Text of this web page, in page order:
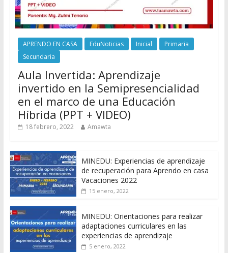
APRENDO EN CASA EduNoticias Inicial
Primaria
Secundaria
Aula Invertida: Aprendizaje
invertido en la Semipresencialidad
en el marco de una Educación
Híbrida (PPT + VIDEO)
18 febrero, 2022 Amawta
MINEDU: Experiencias de aprendizaje
de recuperación para Aprendo en casa
Vacaciones 2022
15 enero, 2022
MINEDU: Orientaciones para realizar
adaptaciones curriculares en las
experiencias de aprendizaje
5 enero, 2022